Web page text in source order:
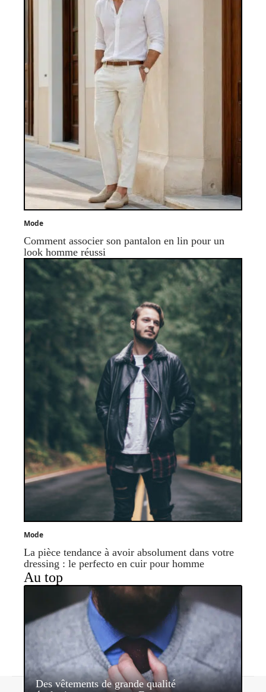
Mode
Comment associer son pantalon en lin pour un
look homme réussi
Mode
La pièce tendance à avoir absolument dans votre
dressing : le perfecto en cuir pour homme
Au top
Des vêtements de grande qualité